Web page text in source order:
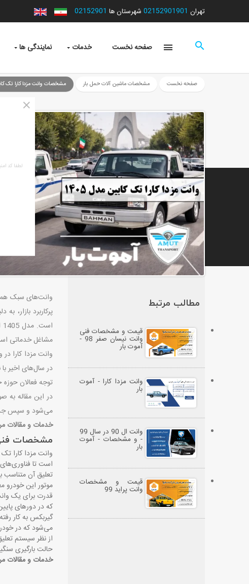
تهران 02152901901 شهرستان ها 02152901
صفحه نخست خدمات نمایندگی ها
صفحه نخست مشخصات ماشین آلات حمل بار مشخصات وانت مزدا کارا تک
وانت‌های سبک
پرکاربرد
مشاغل خدماتی
وانت مزدا کارا
در سال‌های اخیر
توجه فعالان حوزه
می‌شود و سپس
خدمات و مقالات
مشخصات فنی
است تا
تعلیق آن متناسب
قدرت برای یک
که در دورهای
می‌شود که در
از نظر سیستم
حالت بارگیری
خدمات و مقالات
مطالب مرتبط
قیمت و مشخصات فنی
وانت نیسان صفر 98 -
آموت بار
وانت مزدا کارا - آموت
بار
وانت ال 90 در سال 99
- و مشخصات - آموت
بار
قیمت و مشخصات
وانت پراید 99